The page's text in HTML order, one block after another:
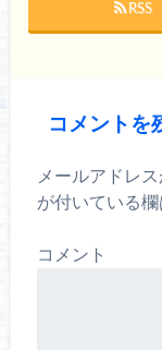
RSS
コメントを
メールアドレ
が付いている
コメント